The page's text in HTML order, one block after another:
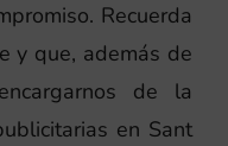
Recuerda
y que, además de
de la
en Sant